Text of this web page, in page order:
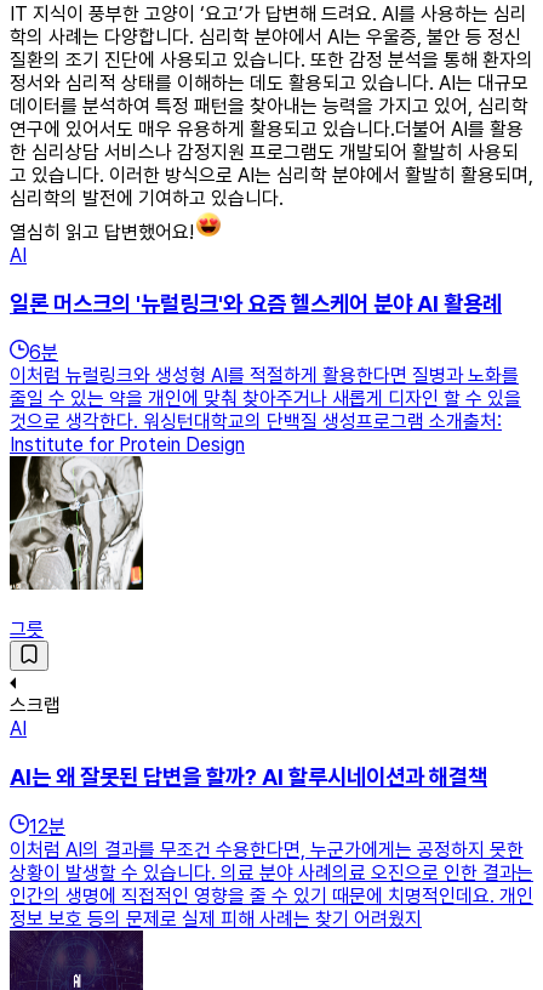
IT 지식이 풍부한 고양이 ‘요고’가 답변해 드려요. AI를 사용하는 심리
학의 사례는 다양합니다. 심리학 분야에서 AI는 우울증, 불안 등 정신
질환의 조기 진단에 사용되고 있습니다. 또한 감정 분석을 통해 환자의
정서와 심리적 상태를 이해하는 데도 활용되고 있습니다. AI는 대규모
데이터를 분석하여 특정 패턴을 찾아내는 능력을 가지고 있어, 심리학
연구에 있어서도 매우 유용하게 활용되고 있습니다.더불어 AI를 활용
한 심리상담 서비스나 감정지원 프로그램도 개발되어 활발히 사용되
고 있습니다. 이러한 방식으로 AI는 심리학 분야에서 활발히 활용되며,
심리학의 발전에 기여하고 있습니다.
열심히 읽고 답변했어요!
AI
일론 머스크의 '뉴럴링크'와 요즘 헬스케어 분야 AI 활용례
6분
이처럼 뉴럴링크와 생성형 AI를 적절하게 활용한다면 질병과 노화를
줄일 수 있는 약을 개인에 맞춰 찾아주거나 새롭게 디자인 할 수 있을
것으로 생각한다. 워싱턴대학교의 단백질 생성프로그램 소개출처:
Institute for Protein Design
그릇
스크랩
AI
AI는 왜 잘못된 답변을 할까? AI 할루시네이션과 해결책
12분
이처럼 AI의 결과를 무조건 수용한다면, 누군가에게는 공정하지 못한
상황이 발생할 수 있습니다. 의료 분야 사례의료 오진으로 인한 결과는
인간의 생명에 직접적인 영향을 줄 수 있기 때문에 치명적인데요. 개인
정보 보호 등의 문제로 실제 피해 사례는 찾기 어려웠지